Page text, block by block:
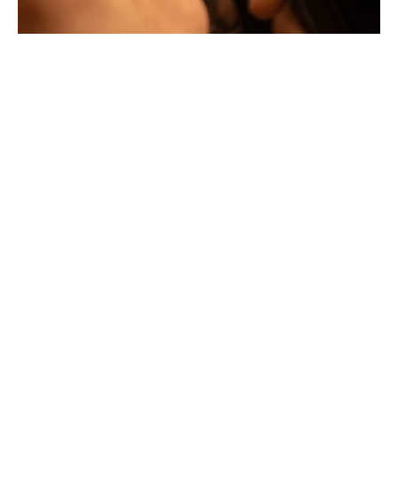
Montbrison, en France, propose aujourd'hui ces bijoux